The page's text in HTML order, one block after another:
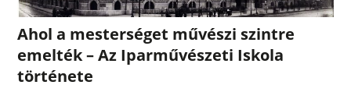
Ahol a mesterséget művészi szintre
emelték – Az Iparművészeti Iskola
története